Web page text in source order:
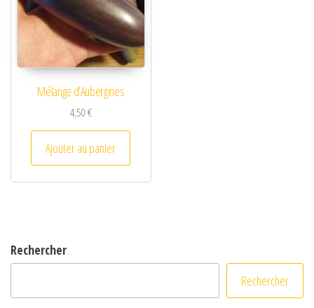
Mélange d’Aubergines
4,50€
Ajouter au panier
Rechercher
Rechercher